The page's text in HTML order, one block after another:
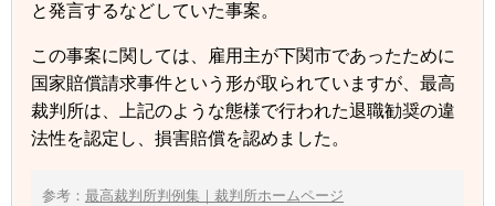
と発言するなどしていた事案。
この事案に関しては、雇用主が下関市であったために
国家賠償請求事件という形が取られていますが、最高
裁判所は、上記のような態様で行われた退職勧奨の違
法性を認定し、損害賠償を認めました。
参考： 最高裁判所判例集｜裁判所ホームページ